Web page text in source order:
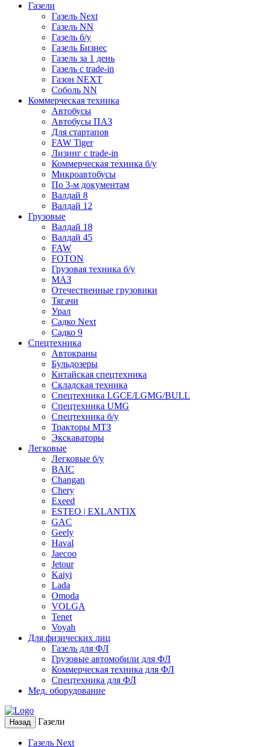
Газели
Газель Next
Газель NN
Газель б/у
Газель Бизнес
Газель за 1 день
Газель с trade-in
Газон NEXT
Соболь NN
Коммерческая техника
Автобусы
Автобусы ПАЗ
Для стартапов
FAW Tiger
Лизинг с trade-in
Коммерческая техника б/у
Микроавтобусы
По 3-м документам
Валдай 8
Валдай 12
Грузовые
Валдай 18
Валдай 45
FAW
FOTON
Грузовая техника б/у
МАЗ
Отечественные грузовики
Тягачи
Урал
Садко Next
Садко 9
Спецтехника
Автокраны
Бульдозеры
Китайская спецтехника
Складская техника
Спецтехника LGCE/LGMG/BULL
Спецтехника UMG
Спецтехника б/у
Тракторы МТЗ
Экскаваторы
Легковые
Легковые б/у
BAIC
Changan
Chery
Exeed
ESTEO | EXLANTIX
GAC
Geely
Haval
Jaecoo
Jetour
Kaiyi
Lada
Omoda
VOLGA
Tenet
Voyah
Для физических лиц
Газель для ФЛ
Грузовые автомобили для ФЛ
Коммерческая техника для ФЛ
Спецтехника для ФЛ
Мед. оборудование
Назад Газели
Газель Next